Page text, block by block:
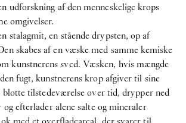
udforskning af den menneskelige krops
omgivelser.
stalagmit, en stående drypsten, op af
skabes af en væske med samme kemiske
kunstnerens sved. Væsken, hvis mængde
fugt, kunstnerens krop afgiver til sine
blotte tilstedeværelse over tid, drypper ned
og efterlader alene salte og mineraler